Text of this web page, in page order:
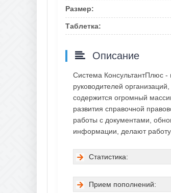
Размер:
Таблетка:
Описание
Система КонсультантПлюс -
руководителей
содержится огромный
развития справочной
работы с документами,
информации, делают
Статистика:
Прием пополнений: